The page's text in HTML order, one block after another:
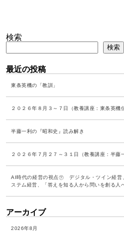
検索
検索
最近の投稿
東条英機の「教訓」
２０２６年８月３～７日（教養講座：東条英機
半藤一利の『昭和史』読み解き
２０２６年７月２７～３１日（教養講座：半藤
AI時代の経営の視点㊦ デジタル・ツイン経営
ステム経営、「答えを知る人から問いを創る人
アーカイブ
2026年8月